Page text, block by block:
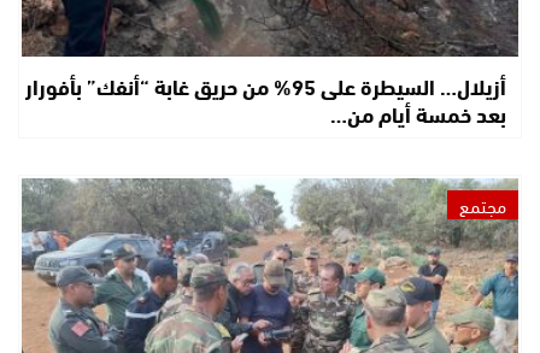
أزيلال… السيطرة على 95% من حريق غابة “أنفك” بأفورار
بعد خمسة أيام من…
مجتمع